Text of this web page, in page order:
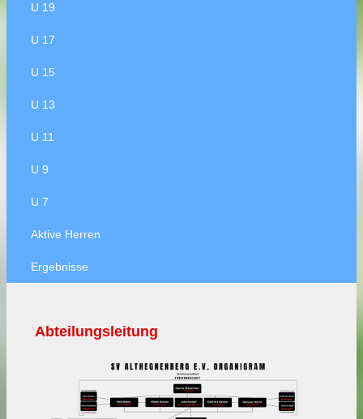
U 19
U 17
U 15
U 13
U 11
U 9
U 7
Aktive Herren
Ergebnisse
Abteilungsleitung